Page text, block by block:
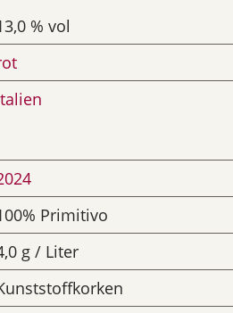
% vol
Primitivo
g / Liter